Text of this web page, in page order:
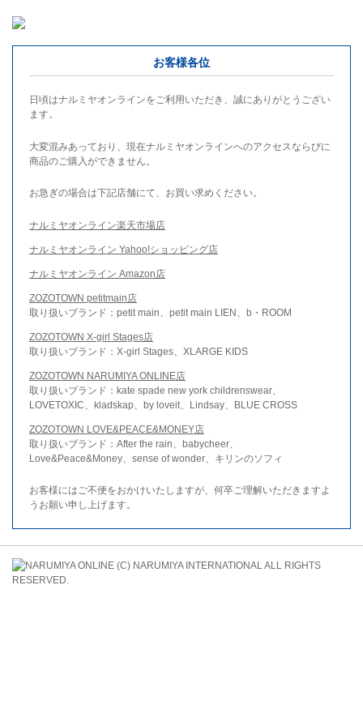
お客様各位
日頃はナルミヤオンラインをご利用いただき、誠にありがとうござい
ます。
大変混みあっており、現在ナルミヤオンラインへのアクセスならびに
商品のご購入ができません。
お急ぎの場合は下記店舗にて、お買い求めください。
ナルミヤオンライン楽天市場店
ナルミヤオンライン Yahoo!ショッピング店
ナルミヤオンライン Amazon店
ZOZOTOWN petitmain店
取り扱いブランド：petit main、petit main LIEN、b・ROOM
ZOZOTOWN X-girl Stages店
取り扱いブランド：X-girl Stages、XLARGE KIDS
ZOZOTOWN NARUMIYA ONLINE店
取り扱いブランド：kate spade new york childrenswear、
LOVETOXIC、kladskap、by loveit、Lindsay、BLUE CROSS
ZOZOTOWN LOVE&PEACE&MONEY店
取り扱いブランド：After the rain、babycheer、
Love&Peace&Money、sense of wonder、キリンのソフィ
お客様にはご不便をおかけいたしますが、何卒ご理解いただきますよ
うお願い申し上げます。